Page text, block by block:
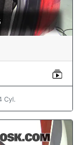
Cyl.